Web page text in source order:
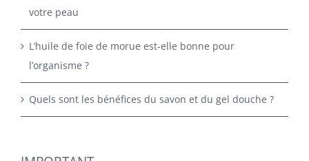
votre peau
L’huile de foie de morue est-elle bonne pour
l’organisme ?
Quels sont les bénéfices du savon et du gel douche ?